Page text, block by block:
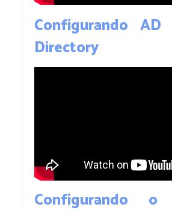
Configurando AD
Directory
Configurando